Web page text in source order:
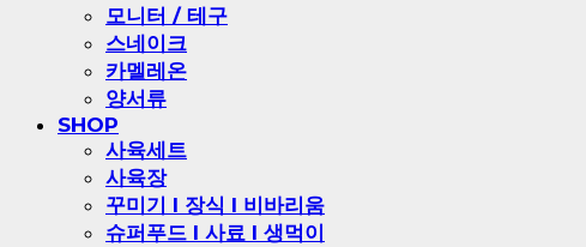
모니터 / 테구
스네이크
카멜레온
양서류
SHOP
사육세트
사육장
꾸미기 l 장식 l 비바리움
슈퍼푸드 l 사료 l 생먹이